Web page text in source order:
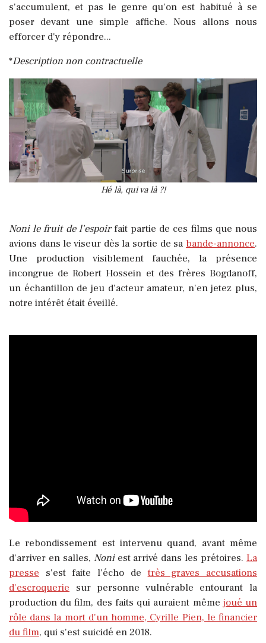
s'accumulent, et pas le genre qu'on est habitué à se
poser devant une simple affiche. Nous allons nous
efforcer d'y répondre...
*Description non contractuelle
Hé là, qui va là ?!
Noni le fruit de l'espoirfait partie de ces films que nous
avions dans le viseur dès la sortie de sa bande-annonce.
Une production visiblement fauchée, la présence
incongrue de Robert Hossein et des frères Bogdanoff,
un échantillon de jeu d'acteur amateur, n'en jetez plus,
notre intérêt était éveillé.
Le rebondissement est intervenu quand, avant même
d'arriver en salles, Noni est arrivé dans les prétoires.La
presse s'est faite l'écho detrès graves accusations
d'escroquerie sur personne vulnérable entourant la
production du film, des faits qui auraient même joué un
rôle dans la mort d'un homme, Cyrille Pien, le financier
du film, qui s'est suicidé en 2018.